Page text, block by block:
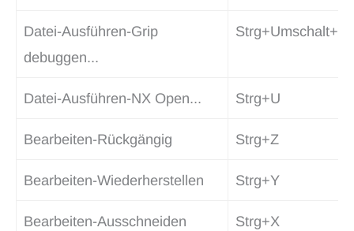
Datei-Ausführen-Grip
debuggen...
Strg+Umschalt+G
Datei-Ausführen-NX Open... Strg+U
Bearbeiten-Rückgängig Strg+Z
Bearbeiten-Wiederherstellen Strg+Y
Bearbeiten-Ausschneiden Strg+X